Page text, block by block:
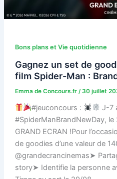
Bons plans et Vie quotidienne
Gagnez un set de
film Spider-Man :
Emma de Concours.fr / 30 juillet
#jeuconcours :
J-7
#SpiderManBrandNewDay,
GRAND ECRAN !Pour
de goodies d’une valeur de
@grandecrancinemas➤
story➤ Identifie la personne